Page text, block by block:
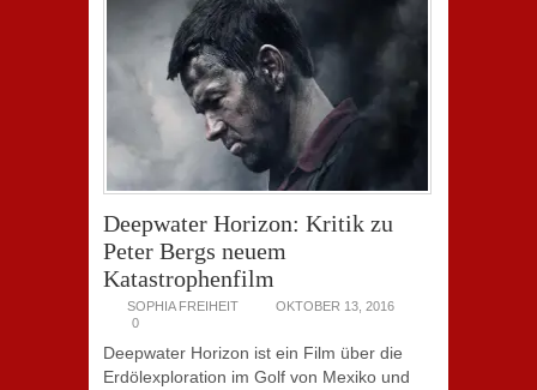
Deepwater Horizon: Kritik zu
Peter Bergs neuem
Katastrophenfilm
SOPHIA FREIHEIT
OKTOBER 13, 2016
0
Deepwater Horizon ist ein Film über die
Erdölexploration im Golf von Mexiko und